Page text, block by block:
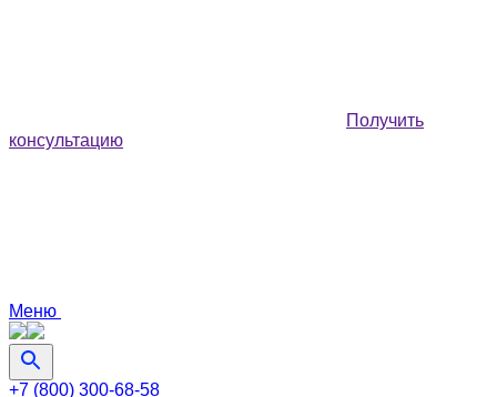
Получить
консультацию
Меню
+7 (800) 300-68-58